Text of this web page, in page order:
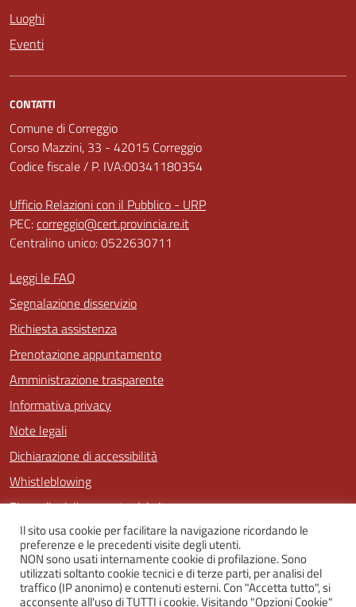
Luoghi
Eventi
CONTATTI
Comune di Correggio
Corso Mazzini, 33 - 42015 Correggio
Codice fiscale / P. IVA:00341180354
Ufficio Relazioni con il Pubblico - URP
PEC:correggio@cert.provincia.re.it
Centralino unico: 0522630711
Leggi le FAQ
Segnalazione disservizio
Richiesta assistenza
Prenotazione appuntamento
Amministrazione trasparente
Informativa privacy
Note legali
Dichiarazione di accessibilità
Whistleblowing
Piano di miglioramento del sito
SEGUICI SU
FacebookTwitter YoutubeInstagram
Il sito usa cookie per facilitare la navigazione ricordando le
preferenze e le precedenti visite degli utenti.
NON sono usati internamente cookie di profilazione. Sono
utilizzati soltanto cookie tecnici e di terze parti, per analisi del
traffico (IP anonimo) e contenuti esterni. Con "Accetta tutto", si
acconsente all'uso di TUTTI i cookie. Visitando "Opzioni Cookie"